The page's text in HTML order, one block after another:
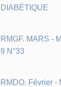
DIABÉTIQUE
RMGF. MARS -
9 N°33
RMDO. Février -